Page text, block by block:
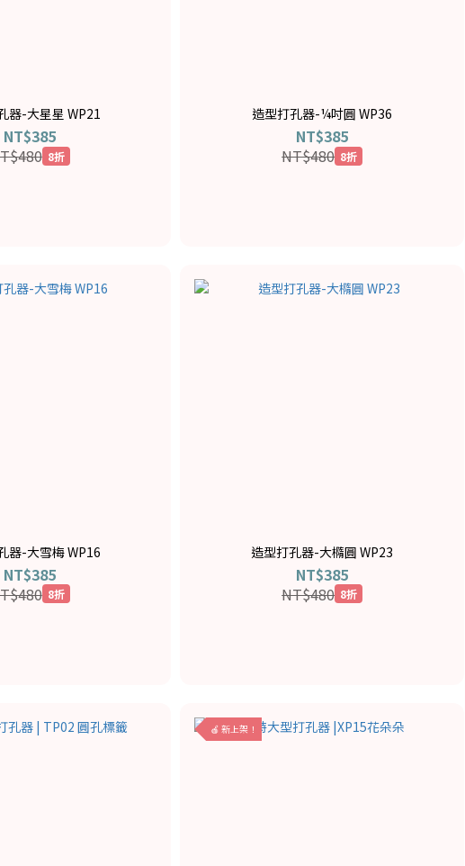
器-大星星 WP21
NT$385
8折
造型打孔器-¼吋圓 WP36
NT$385
NT$480 8折
器-大雪梅 WP16
NT$385
8折
造型打孔器-大橢圓 WP23
NT$385
NT$480 8折
🍎 新上架！